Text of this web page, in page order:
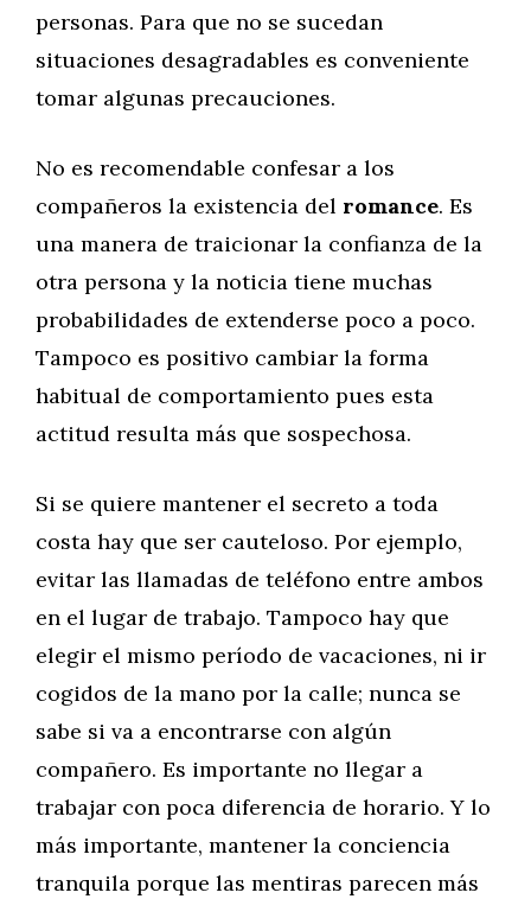
personas. Para que no se sucedan
situaciones desagradables es conveniente
tomar algunas precauciones.
No es recomendable confesar a los
compañeros la existencia del romance. Es
una manera de traicionar la confianza de la
otra persona y la noticia tiene muchas
probabilidades de extenderse poco a poco.
Tampoco es positivo cambiar la forma
habitual de comportamiento pues esta
actitud resulta más que sospechosa.
Si se quiere mantener el secreto a toda
costa hay que ser cauteloso. Por ejemplo,
evitar las llamadas de teléfono entre ambos
en el lugar de trabajo. Tampoco hay que
elegir el mismo período de vacaciones, ni ir
cogidos de la mano por la calle; nunca se
sabe si va a encontrarse con algún
compañero. Es importante no llegar a
trabajar con poca diferencia de horario. Y lo
más importante, mantener la conciencia
tranquila porque las mentiras parecen más